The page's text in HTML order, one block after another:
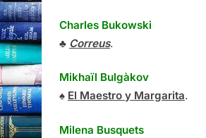
Charles Bukowski
♣ Correus.
Mikhaïl Bulgàkov
♠ El Maestro y Margarita.
Milena Busquets